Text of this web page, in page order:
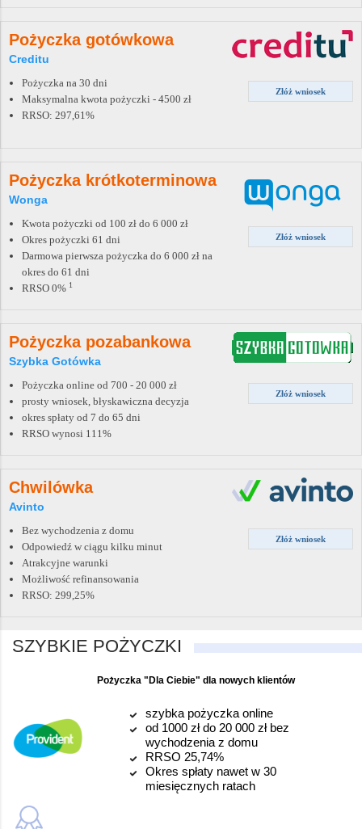
Pożyczka gotówkowa
Creditu
Złóż wniosek
Pożyczka na 30 dni
Maksymalna kwota pożyczki - 4500 zł
RRSO: 297,61%
Pożyczka krótkoterminowa
Wonga
Złóż wniosek
Kwota pożyczki od 100 zł do 6 000 zł
Okres pożyczki 61 dni
Darmowa pierwsza pożyczka do 6 000 zł na
okres do 61 dni
RRSO 0% 1
Pożyczka pozabankowa
Szybka Gotówka
Złóż wniosek
Pożyczka online od 700 - 20 000 zł
prosty wniosek, błyskawiczna decyzja
okres spłaty od 7 do 65 dni
RRSO wynosi 111%
Chwilówka
Avinto
Złóż wniosek
Bez wychodzenia z domu
Odpowiedź w ciągu kilku minut
Atrakcyjne warunki
Możliwość refinansowania
RRSO: 299,25%
SZYBKIE POŻYCZKI
Pożyczka "Dla Ciebie" dla nowych klientów
szybka pożyczka online
od 1000 zł do 20 000 zł bez
wychodzenia z domu
RRSO 25,74%
Okres spłaty nawet w 30
miesięcznych ratach